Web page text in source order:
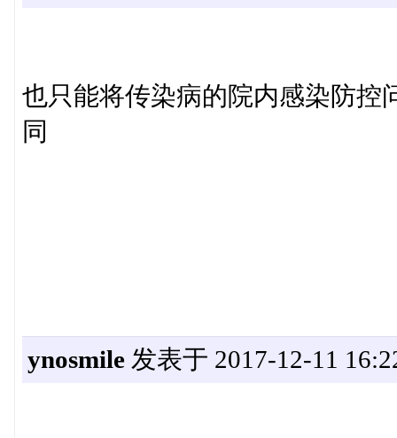
也只能将传染病的院内感染防控
同
ynosmile发表于 2017-12-11